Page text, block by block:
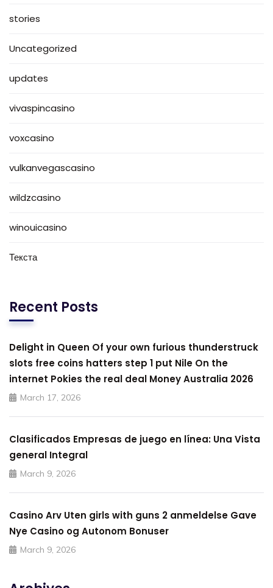
stories
Uncategorized
updates
vivaspincasino
voxcasino
vulkanvegascasino
wildzcasino
winouicasino
Текста
Recent Posts
Delight in Queen Of your own furious thunderstruck
slots free coins hatters step 1 put Nile On the
internet Pokies the real deal Money Australia 2026
March 17, 2026
Clasificados Empresas de juego en línea: Una Vista
general Integral
March 9, 2026
Casino Arv Uten girls with guns 2 anmeldelse Gave
Nye Casino og Autonom Bonuser
March 9, 2026